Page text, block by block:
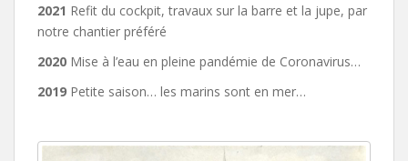
2021 Refit du cockpit, travaux sur la barre et la jupe, par
notre chantier préféré
2020 Mise à l’eau en pleine pandémie de Coronavirus…
2019 Petite saison… les marins sont en mer…